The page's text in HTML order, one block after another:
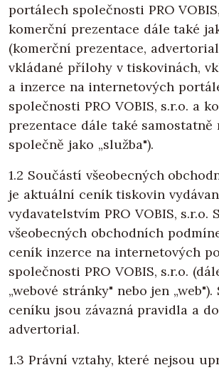
portálech společnosti PRO
komerční prezentace dále také
(komerční prezentace,
vkládané přílohy v tiskovinách,
a inzerce na internetových
společnosti PRO VOBIS, s.r.o. a
prezentace dále také
společně jako „služba").
1.2 Součástí všeobecných
je aktuální ceník tiskovin
vydavatelstvím PRO VOBIS, s.r.o.
všeobecných obchodních
ceník inzerce na internetových
společnosti PRO VOBIS, s.r.o.
„webové stránky" nebo jen
ceníku jsou závazná pravidla a
advertorial.
1.3 Právní vztahy, které nejsou